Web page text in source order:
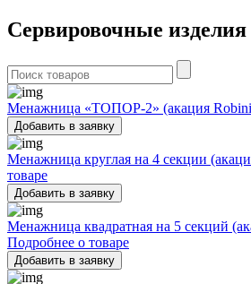
Сервировочные
Поиск:
Менажница «ТОПОР-2» (акация
Добавить в заявку
Менажница круглая на 4 секции
товаре
Добавить в заявку
Менажница квадратная на 5 секций
Подробнее о товаре
Добавить в заявку